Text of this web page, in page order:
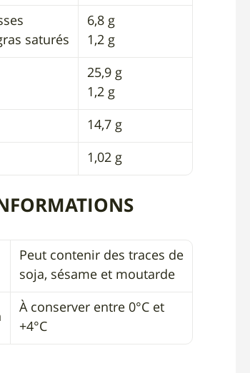
saturés
6,8 g
1,2 g
25,9 g
1,2 g
14,7 g
1,02 g
Peut contenir des traces de
soja, sésame et moutarde
À conserver entre 0°C et
+4°C